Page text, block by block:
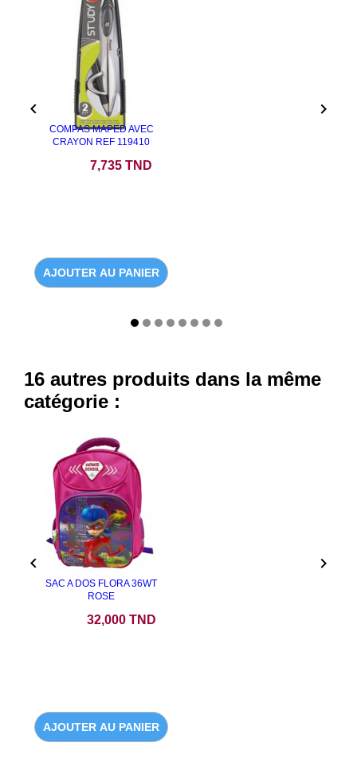
COMPAS MAPED AVEC
CRAYON REF 119410
7,735 TND
AJOUTER AU PANIER
 
16 autres produits dans la même
catégorie :
SAC A DOS FLORA 36WT
ROSE
32,000 TND
AJOUTER AU PANIER
 